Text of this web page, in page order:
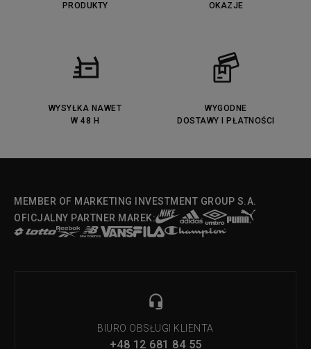
PRODUKTY
OKAZJE
WYSYŁKA NAWET
W 48 H
WYGODNE
DOSTAWY I PŁATNOŚCI
MEMBER OF MARKETING INVESTMENT GROUP S.A.
OFICJALNY PARTNER MAREK:
BIURO OBSŁUGI KLIENTA
+48 12 681 84 55